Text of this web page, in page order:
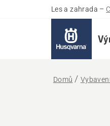
Les a zahrada –
Domů